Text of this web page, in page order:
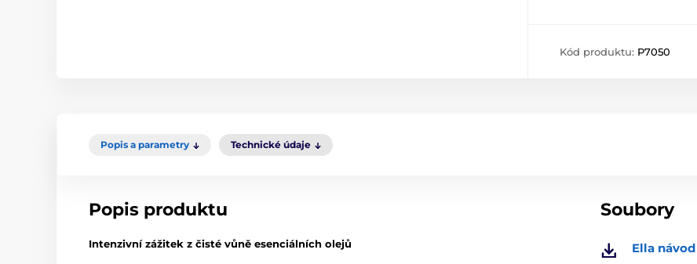
Kód produktu: P7050
Popis a parametry Technické údaje
Popis produktu
Intenzivní zážitek z čisté vůně esenciálních olejů
Soubory
Ella